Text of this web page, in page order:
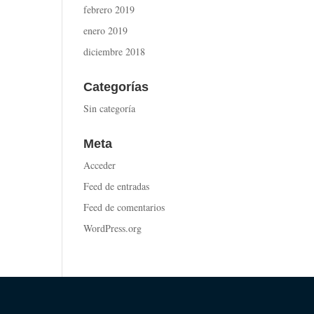
febrero 2019
enero 2019
diciembre 2018
Categorías
Sin categoría
Meta
Acceder
Feed de entradas
Feed de comentarios
WordPress.org